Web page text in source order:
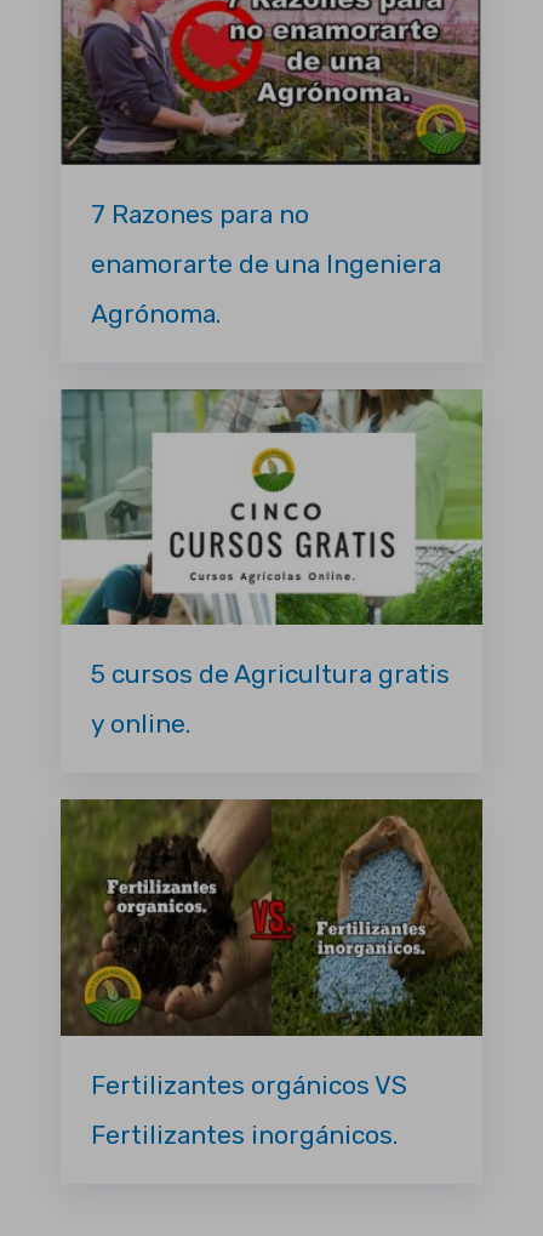
7 Razones para no
enamorarte de una Ingeniera
Agrónoma.
5 cursos de Agricultura gratis
y online.
Fertilizantes orgánicos VS
Fertilizantes inorgánicos.